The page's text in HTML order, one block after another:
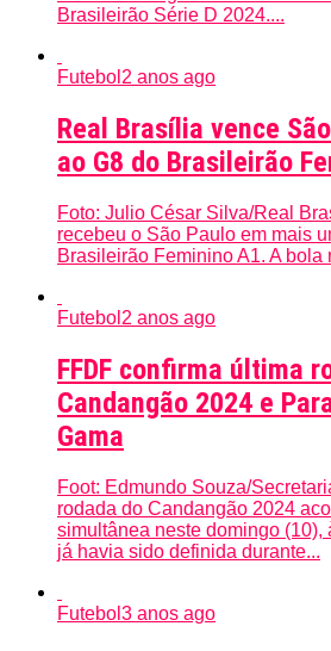
Brasileirão Série D 2024....
Futebol 2 anos ago
Real Brasília vence
ao G8 do Brasileirão
Foto: Julio César Silva/Real
recebeu o São Paulo em mais
Brasileirão Feminino A1. A bola
Futebol 2 anos ago
FFDF confirma última
Candangão 2024 e
Gama
Foot: Edmundo Souza/
rodada do Candangão 2024
simultânea neste domingo (10),
já havia sido definida durante...
Futebol 3 anos ago